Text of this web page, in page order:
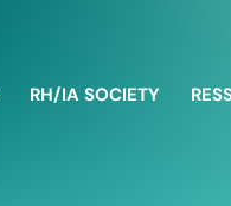
RH/IA SOCIETY